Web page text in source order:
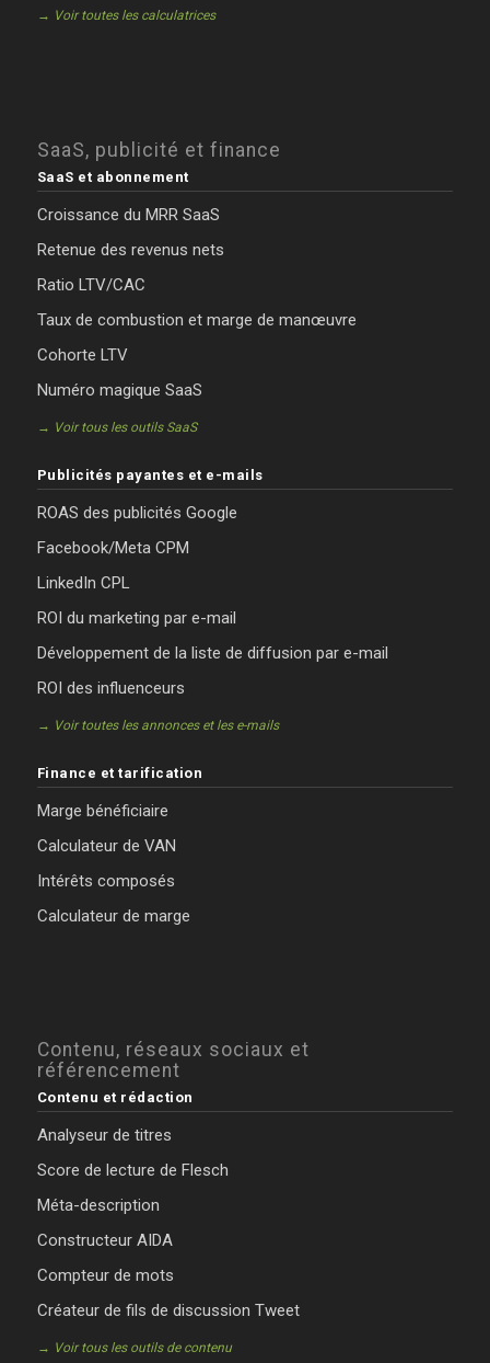
→ Voir toutes les calculatrices
SaaS, publicité et finance
SaaS et abonnement
Croissance du MRR SaaS
Retenue des revenus nets
Ratio LTV/CAC
Taux de combustion et marge de manœuvre
Cohorte LTV
Numéro magique SaaS
→ Voir tous les outils SaaS
Publicités payantes et e-mails
ROAS des publicités Google
Facebook/Meta CPM
LinkedIn CPL
ROI du marketing par e-mail
Développement de la liste de diffusion par e-mail
ROI des influenceurs
→ Voir toutes les annonces et les e-mails
Finance et tarification
Marge bénéficiaire
Calculateur de VAN
Intérêts composés
Calculateur de marge
Contenu, réseaux sociaux et
référencement
Contenu et rédaction
Analyseur de titres
Score de lecture de Flesch
Méta-description
Constructeur AIDA
Compteur de mots
Créateur de fils de discussion Tweet
→ Voir tous les outils de contenu